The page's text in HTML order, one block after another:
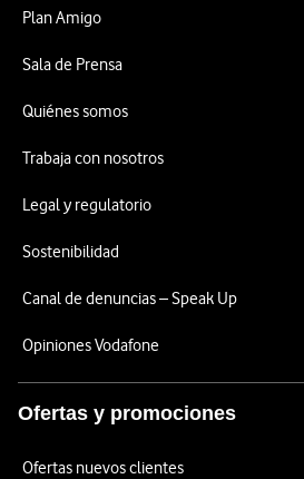
Plan Amigo
Sala de Prensa
Quiénes somos
Trabaja con nosotros
Legal y regulatorio
Sostenibilidad
Canal de denuncias – Speak Up
Opiniones Vodafone
Ofertas y promociones
Ofertas nuevos clientes